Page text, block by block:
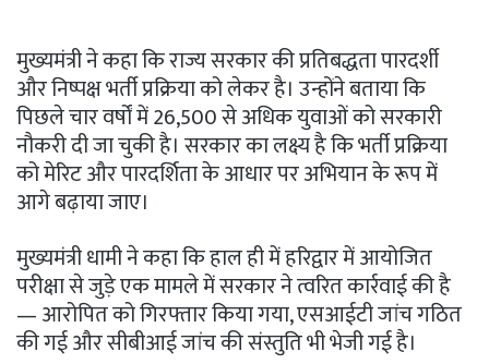
मुख्यमंत्री ने कहा कि राज्य सरकार की प्रतिबद्धता पारदर्शी
और निष्पक्ष भर्ती प्रक्रिया को लेकर है। उन्होंने बताया कि
पिछले चार वर्षों में 26,500 से अधिक युवाओं को सरकारी
नौकरी दी जा चुकी है। सरकार का लक्ष्य है कि भर्ती प्रक्रिया
को मेरिट और पारदर्शिता के आधार पर अभियान के रूप में
आगे बढ़ाया जाए।
मुख्यमंत्री धामी ने कहा कि हाल ही में हरिद्वार में आयोजित
परीक्षा से जुड़े एक मामले में सरकार ने त्वरित कार्रवाई की है
— आरोपित को गिरफ्तार किया गया, एसआईटी जांच गठित
की गई और सीबीआई जांच की संस्तुति भी भेजी गई है।